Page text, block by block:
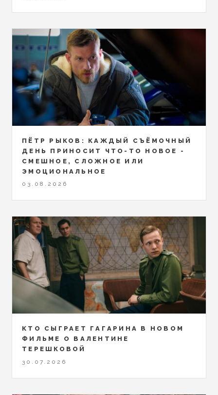
ПЁТР РЫКОВ: КАЖДЫЙ СЪЁМОЧНЫЙ
ДЕНЬ ПРИНОСИТ ЧТО-ТО НОВОЕ -
СМЕШНОЕ, СЛОЖНОЕ ИЛИ
ЭМОЦИОНАЛЬНОЕ
03.08.2026
КТО СЫГРАЕТ ГАГАРИНА В НОВОМ
ФИЛЬМЕ О ВАЛЕНТИНЕ
ТЕРЕШКОВОЙ
30.07.2026